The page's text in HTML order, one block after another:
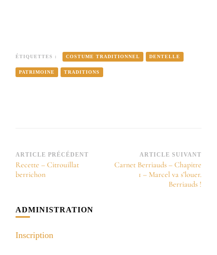
ÉTIQUETTES : COSTUME TRADITIONNEL DENTELLE
PATRIMOINE TRADITIONS
Navigation
d’article
ARTICLE PRÉCÉDENT
Recette – Citrouillat
berrichon
ARTICLE SUIVANT
Carnet Berriauds – Chapitre
1 – Marcel va s’louer.
Berriauds !
ADMINISTRATION
Inscription